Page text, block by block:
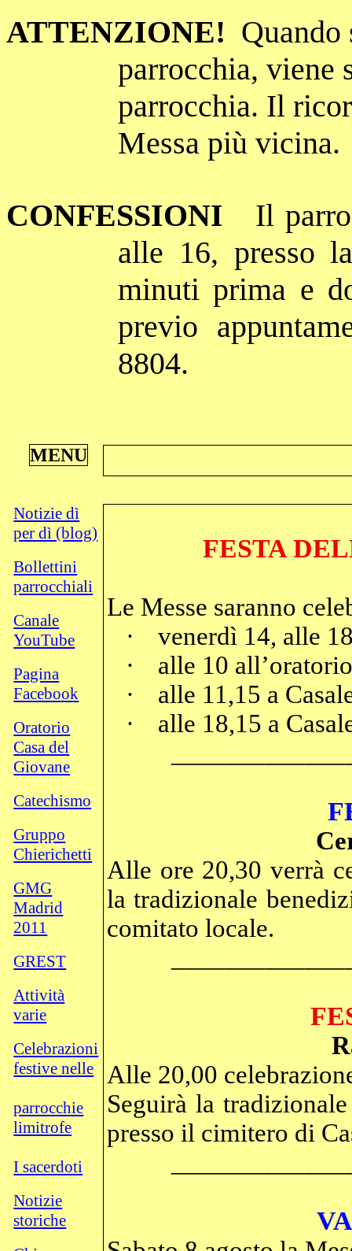
ATTENZIONE! Quando
parrocchia, viene
parrocchia. Il
Messa più vicina.
CONFESSIONI
Il
alle 16, presso
minuti prima e
previo
8804.
MENU
Notizie dì
per dì (blog)
Bollettini
parrocchiali
Canale
YouTube
Pagina
Facebook
Oratorio
Casa del
Giovane
Catechismo
Gruppo
Chierichetti
GMG
Madrid
2011
GREST
Attività
varie
Celebrazioni
festive nelle
parrocchie
limitrofe
I sacerdoti
Notizie
storiche
FESTA
Le Messe saranno
·
venerdì 14, alle
·
alle 10
·
alle 11,15 a
·
alle 18,15 a
Alle ore 20,30 verrà
la tradizionale
comitato locale.
Alle 20,00
Seguirà la
presso il cimitero di